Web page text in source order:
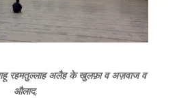
रहमतुल्लाह अलैह के खुलफ़ा व अज़वाज व
औलाद,